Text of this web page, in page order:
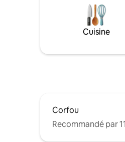
qualité paisible pendant
Villa Olea peut accueillir
Toutes les chambres
système de sommeil à 3
Cuisine
Corfou
Recommandé par